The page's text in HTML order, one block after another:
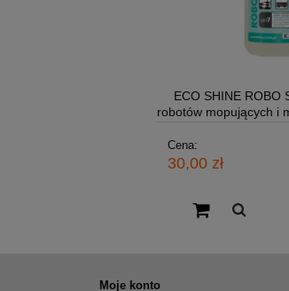
ECO SHINE ROBO
robotów mopujących i
Cena:
30,00 zł
Moje konto